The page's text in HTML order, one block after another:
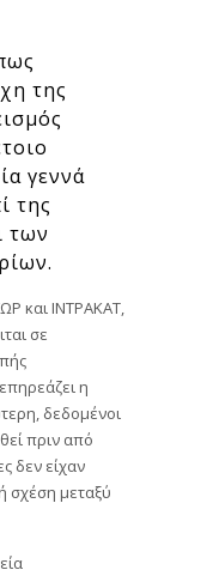
της
γεννά
της
των
και ΙΝΤΡΑΚΑΤ,
σε
η
δεδομένοι
πριν από
δεν είχαν
σχέση μεταξύ